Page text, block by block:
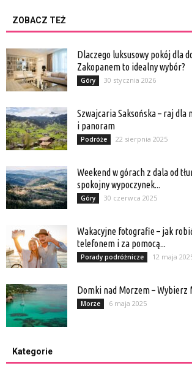
ZOBACZ TEŻ
Dlaczego luksusowy pokój dla
Zakopanem to idealny wybór?
Góry 30 stycznia 2026
Szwajcaria Saksońska – raj
i panoram
Podróże 22 sierpnia 2025
Weekend w górach z dala od
spokojny wypoczynek...
Góry 30 czerwca 2025
Wakacyjne fotografie – jak
telefonem i za pomocą...
Porady podróżnicze 12 maja
Domki nad Morzem – Wybierz
Morze 6 maja 2025
Kategorie